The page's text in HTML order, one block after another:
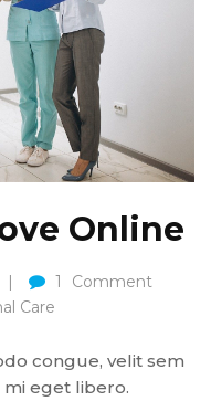
Online
Care
1 Comment
congue, velit sem
eget libero.